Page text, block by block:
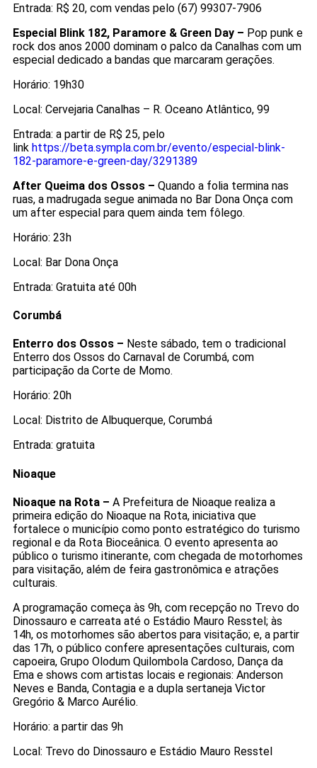
Entrada: R$ 20, com vendas pelo (67) 99307-7906
Especial Blink 182, Paramore & Green Day – Pop punk e
rock dos anos 2000 dominam o palco da Canalhas com um
especial dedicado a bandas que marcaram gerações.
Horário: 19h30
Local: Cervejaria Canalhas – R. Oceano Atlântico, 99
Entrada: a partir de R$ 25, pelo
link https://beta.sympla.com.br/evento/especial-blink-
182-paramore-e-green-day/3291389
After Queima dos Ossos – Quando a folia termina nas
ruas, a madrugada segue animada no Bar Dona Onça com
um after especial para quem ainda tem fôlego.
Horário: 23h
Local: Bar Dona Onça
Entrada: Gratuita até 00h
Corumbá
Enterro dos Ossos – Neste sábado, tem o tradicional
Enterro dos Ossos do Carnaval de Corumbá, com
participação da Corte de Momo.
Horário: 20h
Local: Distrito de Albuquerque, Corumbá
Entrada: gratuita
Nioaque
Nioaque na Rota – A Prefeitura de Nioaque realiza a
primeira edição do Nioaque na Rota, iniciativa que
fortalece o município como ponto estratégico do turismo
regional e da Rota Bioceânica. O evento apresenta ao
público o turismo itinerante, com chegada de motorhomes
para visitação, além de feira gastronômica e atrações
culturais.
A programação começa às 9h, com recepção no Trevo do
Dinossauro e carreata até o Estádio Mauro Resstel; às
14h, os motorhomes são abertos para visitação; e, a partir
das 17h, o público confere apresentações culturais, com
capoeira, Grupo Olodum Quilombola Cardoso, Dança da
Ema e shows com artistas locais e regionais: Anderson
Neves e Banda, Contagia e a dupla sertaneja Victor
Gregório & Marco Aurélio.
Horário: a partir das 9h
Local: Trevo do Dinossauro e Estádio Mauro Resstel